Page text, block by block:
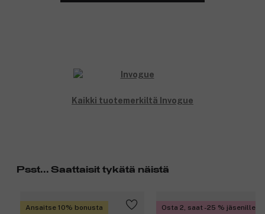
Kaikki tuotemerkiltä Invogue
Psst... Saattaisit tykätä näistä
Ansaitse 10% bonusta Osta 2, saat -25 % jäsenille